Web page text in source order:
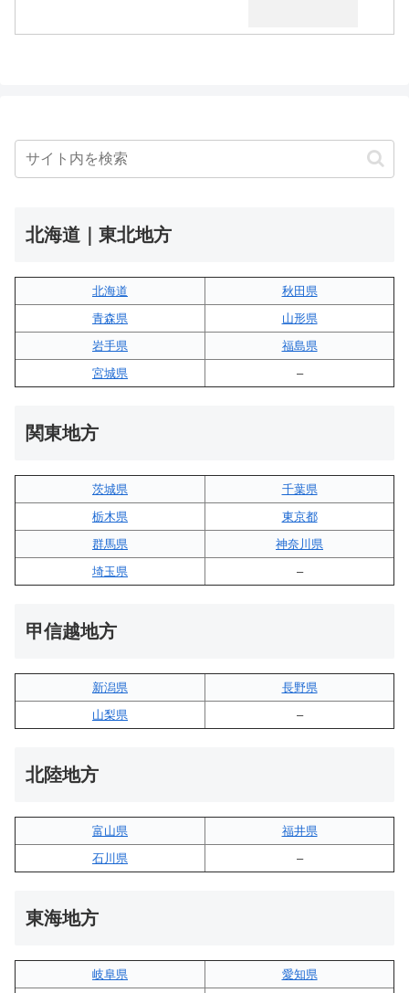
北海道｜東北地方
北海道
秋田県
青森県
山形県
岩手県
福島県
宮城県
–
関東地方
茨城県
千葉県
栃木県
東京都
群馬県
神奈川県
埼玉県
–
甲信越地方
新潟県
長野県
山梨県
–
北陸地方
富山県
福井県
石川県
–
東海地方
岐阜県
愛知県